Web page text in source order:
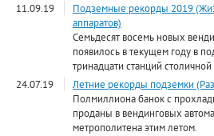
11.09.19
Подземные рекорды 2019
аппаратов)
Семьдесят восемь новых
появилось в текущем году в
тринадцати станций
24.07.19
Летние рекорды подземки
Полмиллиона банок с
проданы в вендинговых
метрополитена этим летом.